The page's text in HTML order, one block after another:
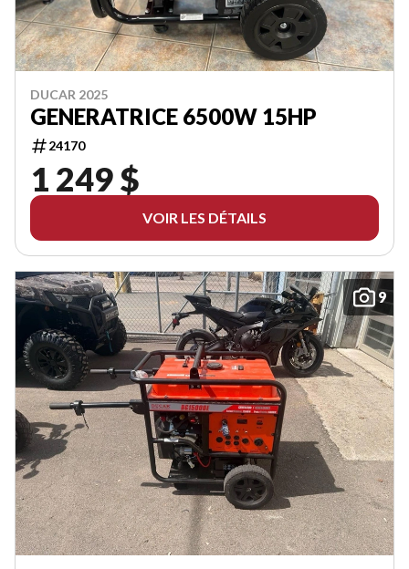
DUCAR 2025
GENERATRICE 6500W 15HP
24170
1 249 $
VOIR LES DÉTAILS
9